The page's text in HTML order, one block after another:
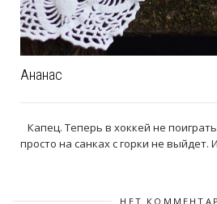
Ананас
Капец. Теперь в хоккей не
просто на санках с горки не выйдет.
НЕТ